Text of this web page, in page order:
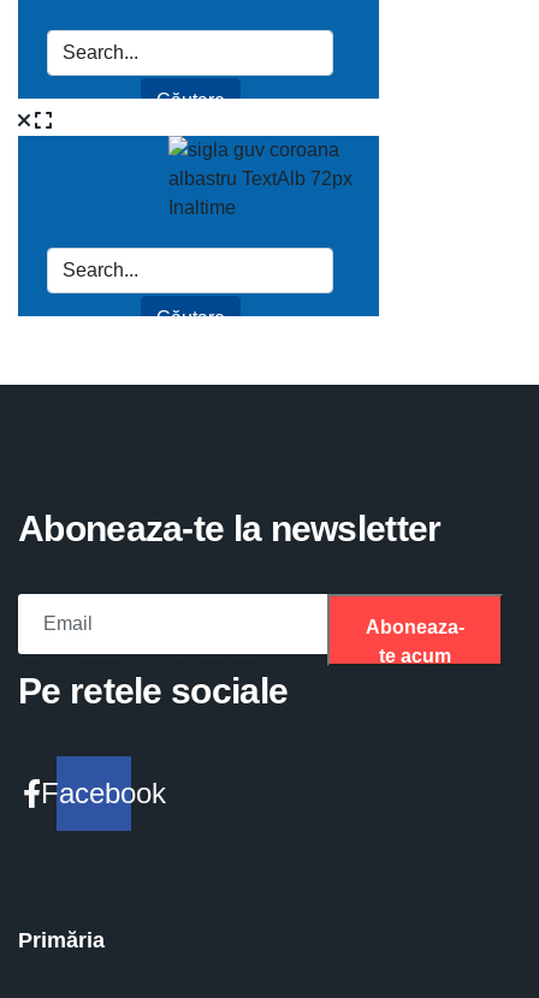
Aboneaza-te la newsletter
Aboneaza-
te acum
Pe retele sociale
Facebook
Primăria